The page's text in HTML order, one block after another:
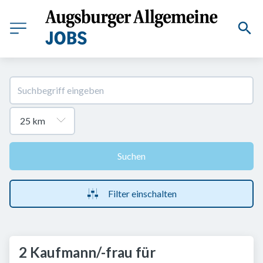
Suchen
Filter einschalten
2 Kaufmann/-frau für